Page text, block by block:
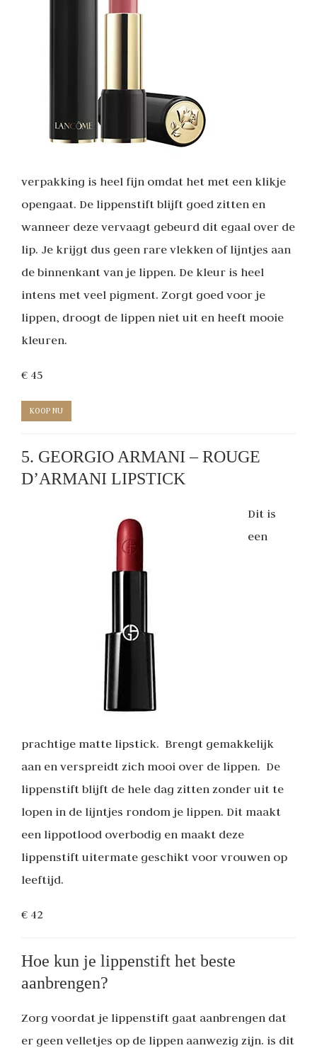
verpakking is heel fijn omdat het met een klikje
opengaat. De lippenstift blijft goed zitten en
wanneer deze vervaagt gebeurd dit egaal over de
lip. Je krijgt dus geen rare vlekken of lijntjes aan
de binnenkant van je lippen. De kleur is heel
intens met veel pigment. Zorgt goed voor je
lippen, droogt de lippen niet uit en heeft mooie
kleuren.
€ 45
KOOP NU
5. GEORGIO ARMANI – ROUGE
D’ARMANI LIPSTICK
Dit is
een
prachtige matte lipstick. Brengt gemakkelijk
aan en verspreidt zich mooi over de lippen. De
lippenstift blijft de hele dag zitten zonder uit te
lopen in de lijntjes rondom je lippen. Dit maakt
een lippotlood overbodig en maakt deze
lippenstift uitermate geschikt voor vrouwen op
leeftijd.
€ 42
Hoe kun je lippenstift het beste
aanbrengen?
Zorg voordat je lippenstift gaat aanbrengen dat
er geen velletjes op de lippen aanwezig zijn. is dit